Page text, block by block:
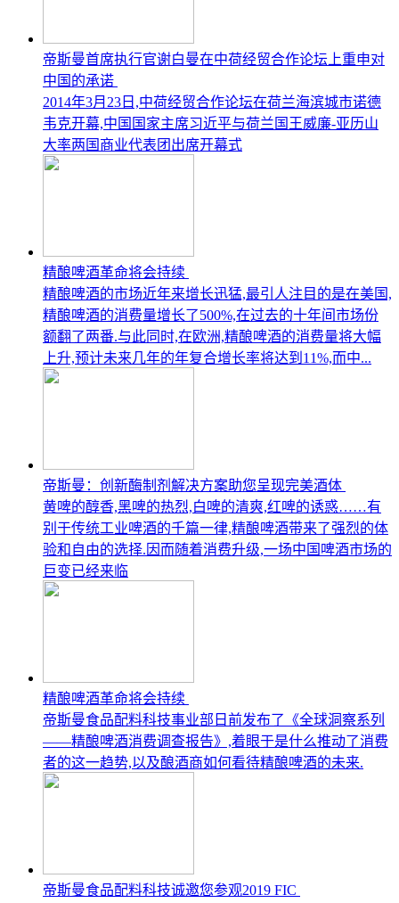
帝斯曼首席执行官谢白曼在中荷经贸合作论坛上重申对
中国的承诺
2014年3月23日,中荷经贸合作论坛在荷兰海滨城市诺德
韦克开幕,中国国家主席习近平与荷兰国王威廉-亚历山
大率两国商业代表团出席开幕式
精酿啤酒革命将会持续
精酿啤酒的市场近年来增长迅猛,最引人注目的是在美国,
精酿啤酒的消费量增长了500%,在过去的十年间市场份
额翻了两番.与此同时,在欧洲,精酿啤酒的消费量将大幅
上升,预计未来几年的年复合增长率将达到11%,而中...
帝斯曼：创新酶制剂解决方案助您呈现完美酒体
黄啤的醇香,黑啤的热烈,白啤的清爽,红啤的诱惑……有
别于传统工业啤酒的千篇一律,精酿啤酒带来了强烈的体
验和自由的选择.因而随着消费升级,一场中国啤酒市场的
巨变已经来临
精酿啤酒革命将会持续
帝斯曼食品配料科技事业部日前发布了《全球洞察系列
——精酿啤酒消费调查报告》,着眼于是什么推动了消费
者的这一趋势,以及酿酒商如何看待精酿啤酒的未来.
帝斯曼食品配料科技诚邀您参观2019 FIC